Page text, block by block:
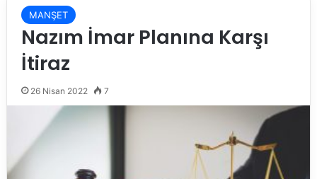
MANŞET
Nazım İmar Planına Karşı
İtiraz
26 Nisan 2022 7